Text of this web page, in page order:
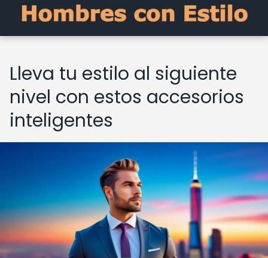
Lleva tu estilo al siguiente
nivel con estos accesorios
inteligentes